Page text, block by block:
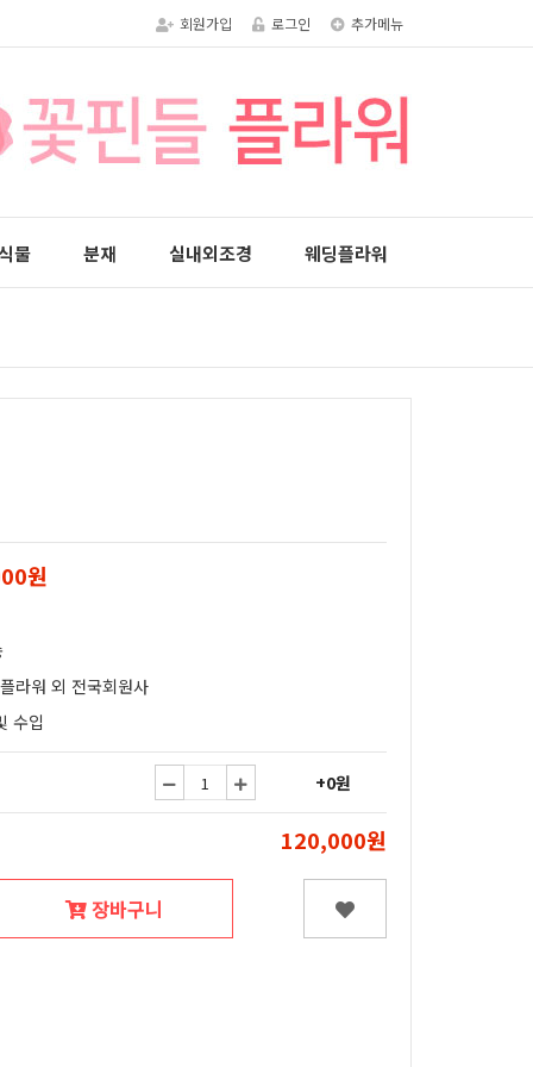
회원가입 로그인 추가메뉴
물 분재 실내외조경 웨딩플라워
원
라워 외 전국회원사
수입
+0원
120,000원
장바구니